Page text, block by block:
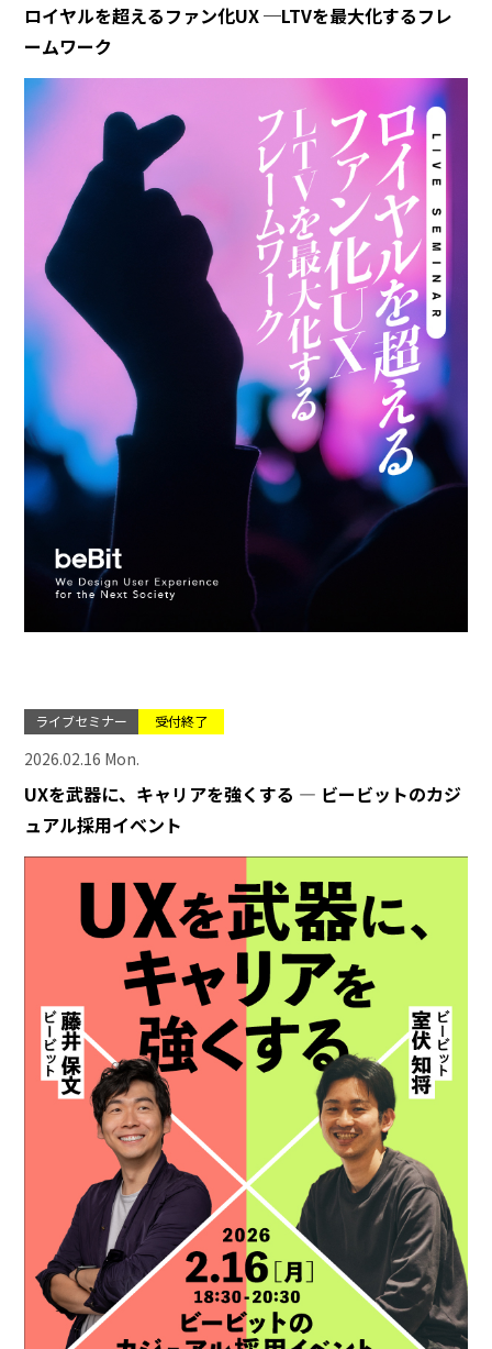
ロイヤルを超えるファン化UX ─LTVを最大化するフレ
ームワーク
ライブセミナー 受付終了
2026.02.16 Mon.
UXを武器に、キャリアを強くする ― ビービットのカジ
ュアル採用イベント